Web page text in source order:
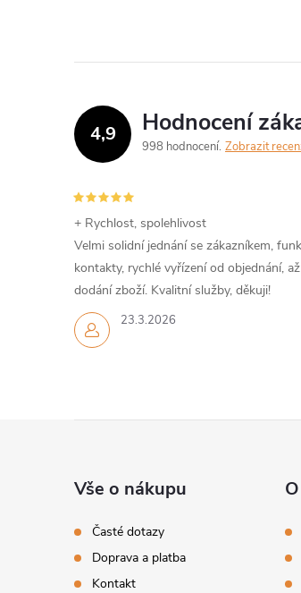
4,9 Hodnocení
998 hodnocení Zobrazit
23.3.2026
+ Rychlost, spolehlivost
Velmi solidní jednání se zákazníkem,
kontakty, rychlé vyřízení od objednání,
dodání zboží. Kvalitní služby, děkuji!
Vše o nákupu
Časté dotazy
Doprava a platba
Kontakt